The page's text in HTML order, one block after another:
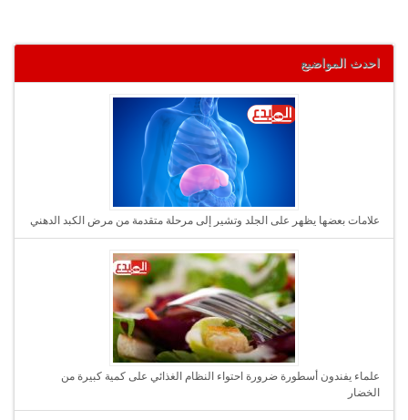
احدث المواضيع
علامات بعضها يظهر على الجلد وتشير إلى مرحلة متقدمة من مرض الكبد الدهني
علماء يفندون أسطورة ضرورة احتواء النظام الغذائي على كمية كبيرة من
الخضار